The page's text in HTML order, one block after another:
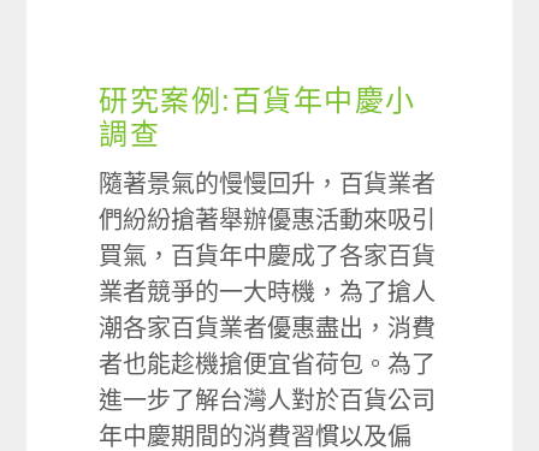
研究案例:百貨年中慶小
調查
隨著景氣的慢慢回升，百貨業者
們紛紛搶著舉辦優惠活動來吸引
買氣，百貨年中慶成了各家百貨
業者競爭的一大時機，為了搶人
潮各家百貨業者優惠盡出，消費
者也能趁機搶便宜省荷包。為了
進一步了解台灣人對於百貨公司
年中慶期間的消費習慣以及偏